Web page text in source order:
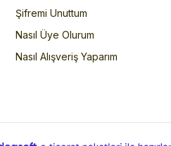
Şifremi Unuttum
Nasıl Üye Olurum
Nasıl Alışveriş Yaparım